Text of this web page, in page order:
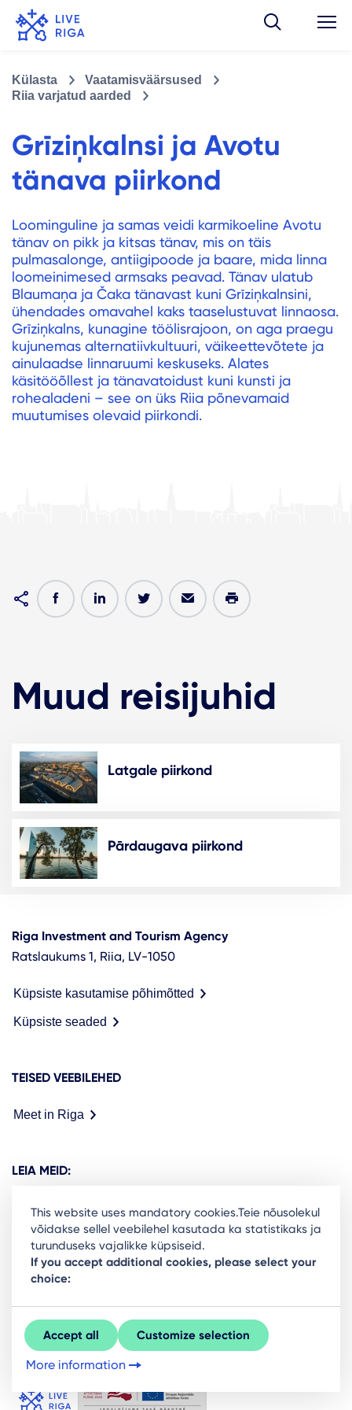
Külasta
Vaatamisväärsused
Riia varjatud aarded
Grīziņkalnsi ja Avotu
tänava piirkond
Loominguline ja samas veidi karmikoeline Avotu
tänav on pikk ja kitsas tänav, mis on täis
pulmasalonge, antiigipoode ja baare, mida linna
loomeinimesed armsaks peavad. Tänav ulatub
Blaumaņa ja Čaka tänavast kuni Grīziņkalnsini,
ühendades omavahel kaks taaselustuvat linnaosa.
Grīziņkalns, kunagine töölisrajoon, on aga praegu
kujunemas alternatiivkultuuri, väikeettevõtete ja
ainulaadse linnaruumi keskuseks. Alates
käsitööõllest ja tänavatoidust kuni kunsti ja
rohealadeni – see on üks Riia põnevamaid
muutumises olevaid piirkondi.
Muud reisijuhid
Latgale piirkond
Pārdaugava piirkond
Riga Investment and Tourism Agency
Ratslaukums 1, Riia, LV-1050
Küpsiste kasutamise põhimõtted
Küpsiste seaded
TEISED VEEBILEHED
Meet in Riga
LEIA MEID:
Ready to stay in the loop on Rigas business
community? Subscribe to our newsletter.
Sign Up
This website uses mandatory cookies.Teie nõusolekul
võidakse sellel veebilehel kasutada ka statistikaks ja
turunduseks vajalikke küpsiseid.
If you accept additional cookies, please select your
choice:
Accept all Customize selection
More information